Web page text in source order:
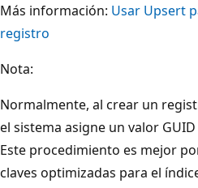
Más información: Usar Upsert
registro
Nota:
Normalmente, al crear un
el sistema asigne un valor
Este procedimiento es mejor
claves optimizadas para el